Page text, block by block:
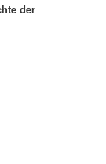
der